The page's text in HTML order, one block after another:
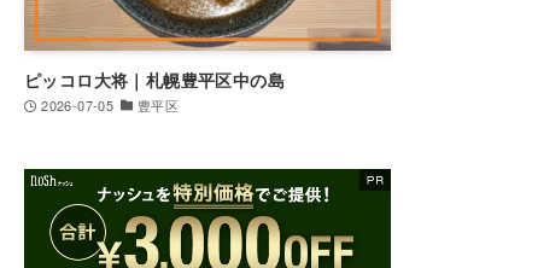
ピッコロ大将｜札幌豊平区中の島
2026-07-05 豊平区